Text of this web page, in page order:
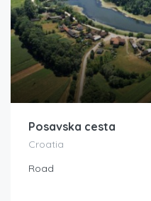
Posavska cesta
Croatia
Road